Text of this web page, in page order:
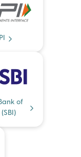
of
(SBI)